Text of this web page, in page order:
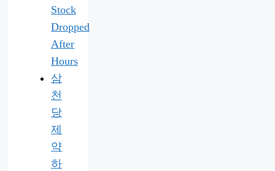
Stock
Dropped
After
Hours
삼
천
당
제
약
하